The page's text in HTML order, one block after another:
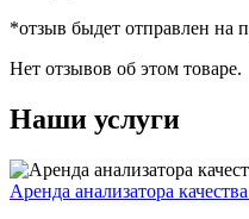
*отзыв быдет отправлен на
Нет отзывов об этом товаре.
Наши услуги
Аренда анализатора